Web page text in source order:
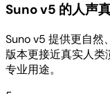
Suno v5 的人声
Suno v5 提供更自然
版本更接近真实人
专业用途。